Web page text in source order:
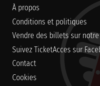
À propos
Conditions et politiques
Vendre des billets sur
Suivez TicketAcces sur
Contact
Cookies